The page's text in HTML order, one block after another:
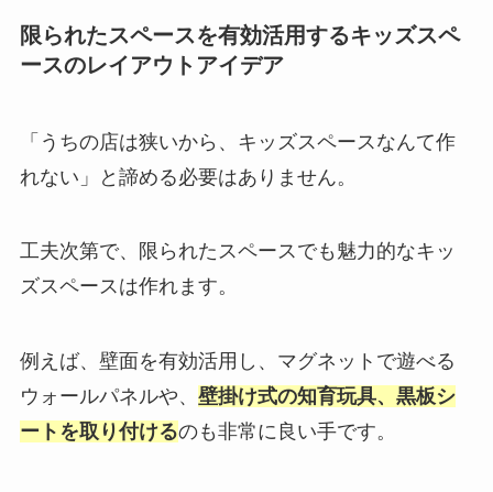
限られたスペースを有効活用するキッズスペ
ースのレイアウトアイデア
「うちの店は狭いから、キッズスペースなんて作
れない」と諦める必要はありません。
工夫次第で、限られたスペースでも魅力的なキッ
ズスペースは作れます。
例えば、壁面を有効活用し、マグネットで遊べる
ウォールパネルや、 壁掛け式の知育玩具、黒板シ
ートを取り付けるのも非常に良い手です。